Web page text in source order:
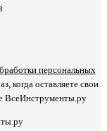
персональных
когда оставляете свои
ВсеИнструменты.ру